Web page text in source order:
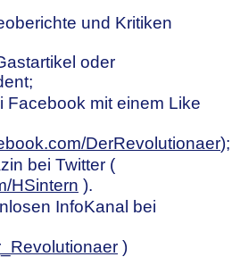
und Kritiken
oder
Facebook mit einem Like
DerRevolutionaer);
bei Twitter (
HSintern ).
InfoKanal bei
)